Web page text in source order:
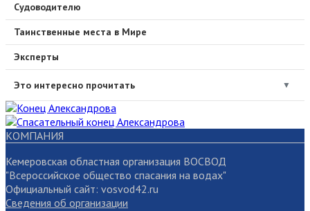
Судоводителю
Таинственные места в Мире
Эксперты
Это интересно прочитать ▼
КОМПАНИЯ
Кемеровская областная организация ВОСВОД
"Всероссийское общество спасания на водах"
Официальный сайт: vosvod42.ru
Сведения об организации